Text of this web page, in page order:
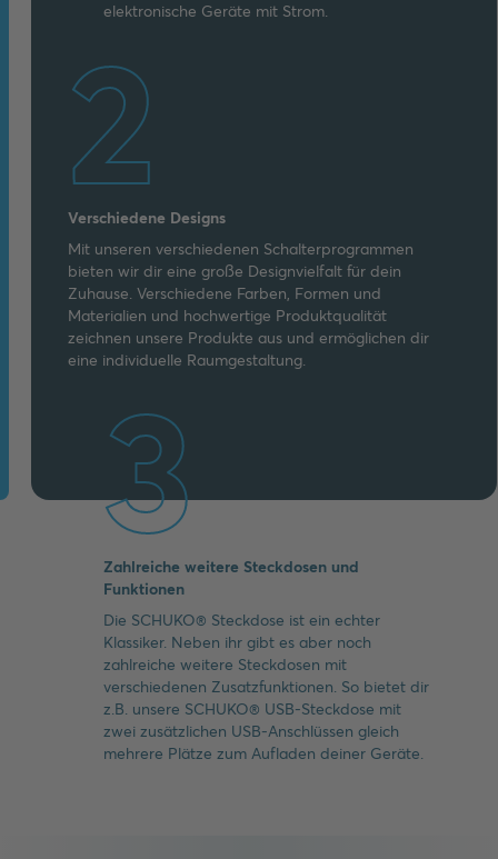
elektronische Geräte mit Strom.
2
Verschiedene Designs
Mit unseren verschiedenen Schalterprogrammen
bieten wir dir eine große Designvielfalt für dein
Zuhause. Verschiedene Farben, Formen und
Materialien und hochwertige Produktqualität
zeichnen unsere Produkte aus und ermöglichen dir
eine individuelle Raumgestaltung.
3
Zahlreiche weitere Steckdosen und
Funktionen
Die SCHUKO® Steckdose ist ein echter
Klassiker. Neben ihr gibt es aber noch
zahlreiche weitere Steckdosen mit
verschiedenen Zusatzfunktionen. So bietet dir
z.B. unsere SCHUKO® USB-Steckdose mit
zwei zusätzlichen USB-Anschlüssen gleich
mehrere Plätze zum Aufladen deiner Geräte.